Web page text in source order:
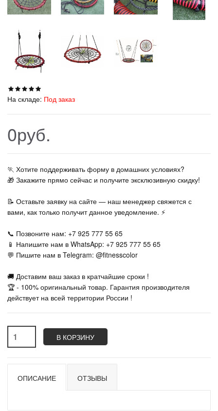
На складе: Под заказ
0руб.
🏃‍ Хотите поддерживать форму в домашних условиях?
🎁 Закажите прямо сейчас и получите эксклюзивную скидку!
📝 Оставьте заявку на сайте — наш менеджер свяжется с
вами, как только получит данное уведомление. ⚡
📞 Позвоните нам: +7 925 777 55 65
📱 Напишите нам в WhatsApp: +7 925 777 55 65
💬 Пишите нам в Telegram: @fitnesscolor
🚚 Доставим ваш заказ в кратчайшие сроки !
🏆 - 100% оригинальный товар. Гарантия производителя
действует на всей территории России !
В КОРЗИНУ
ОПИСАНИЕ ОТЗЫВЫ